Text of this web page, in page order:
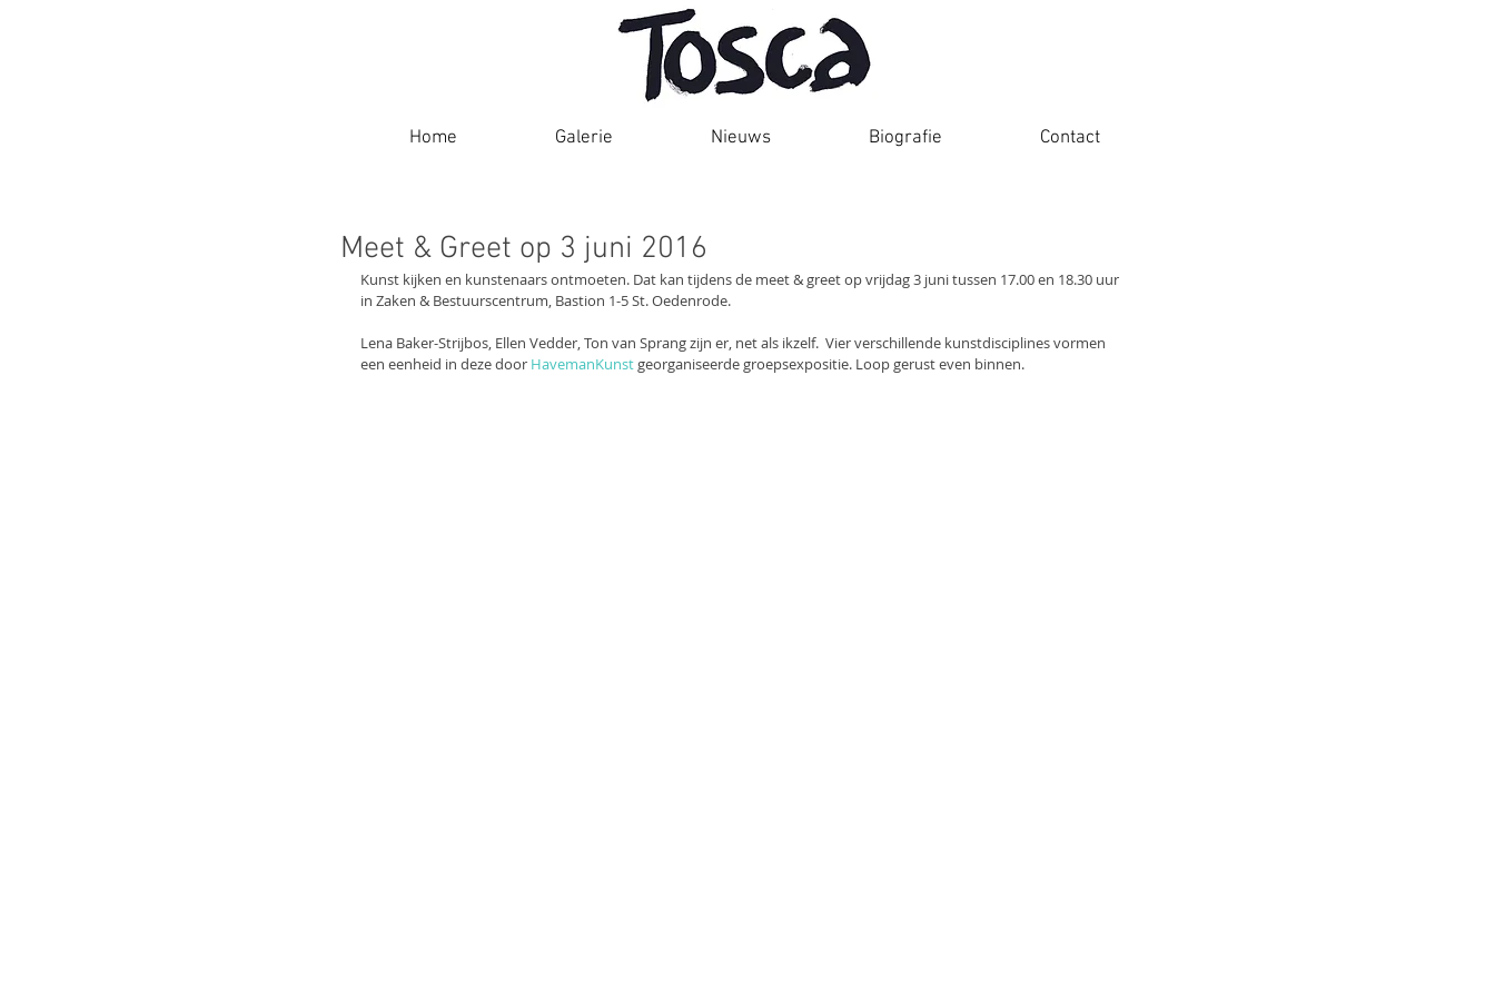
Home Galerie Nieuws Biografie Contact
Meet & Greet op 3 juni 2016
Kunst kijken en kunstenaars ontmoeten. Dat kan tijdens de meet & greet op vrijdag 3 juni tussen 17.00 en 18.30 uur
in Zaken & Bestuurscentrum, Bastion 1-5 St. Oedenrode.
Lena Baker-Strijbos, Ellen Vedder, Ton van Sprang zijn er, net als ikzelf.  Vier verschillende kunstdisciplines vormen
een eenheid in deze door HavemanKunst georganiseerde groepsexpositie. Loop gerust even binnen.